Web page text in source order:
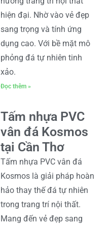
hiện đại. Nhờ vào vẻ đẹp
sang trọng và tính ứng
dụng cao. Với bề mặt mô
phỏng đá tự nhiên tinh
xảo.
Đọc thêm »
Tấm nhựa PVC
vân đá Kosmos
tại Cần Thơ
Tấm nhựa PVC vân đá
Kosmos là giải pháp hoàn
hảo thay thế đá tự nhiên
trong trang trí nội thất.
Mang đến vẻ đẹp sang